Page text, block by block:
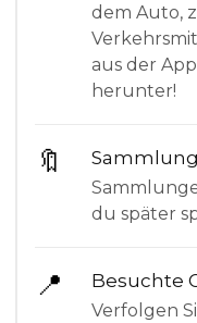
dem Auto,
aus der
herunter!
🔖
du später
📍 Besuchte
Verfolgen